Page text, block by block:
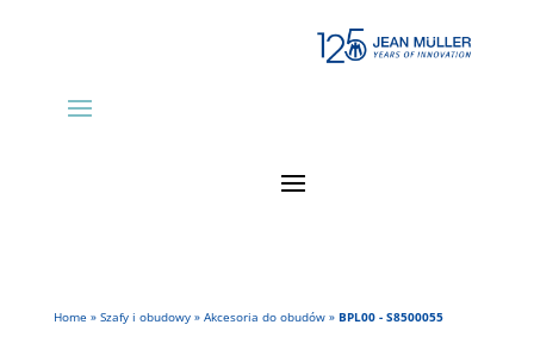
Home » Szafy i obudowy» Akcesoria do obudów» BPL00 - S8500055